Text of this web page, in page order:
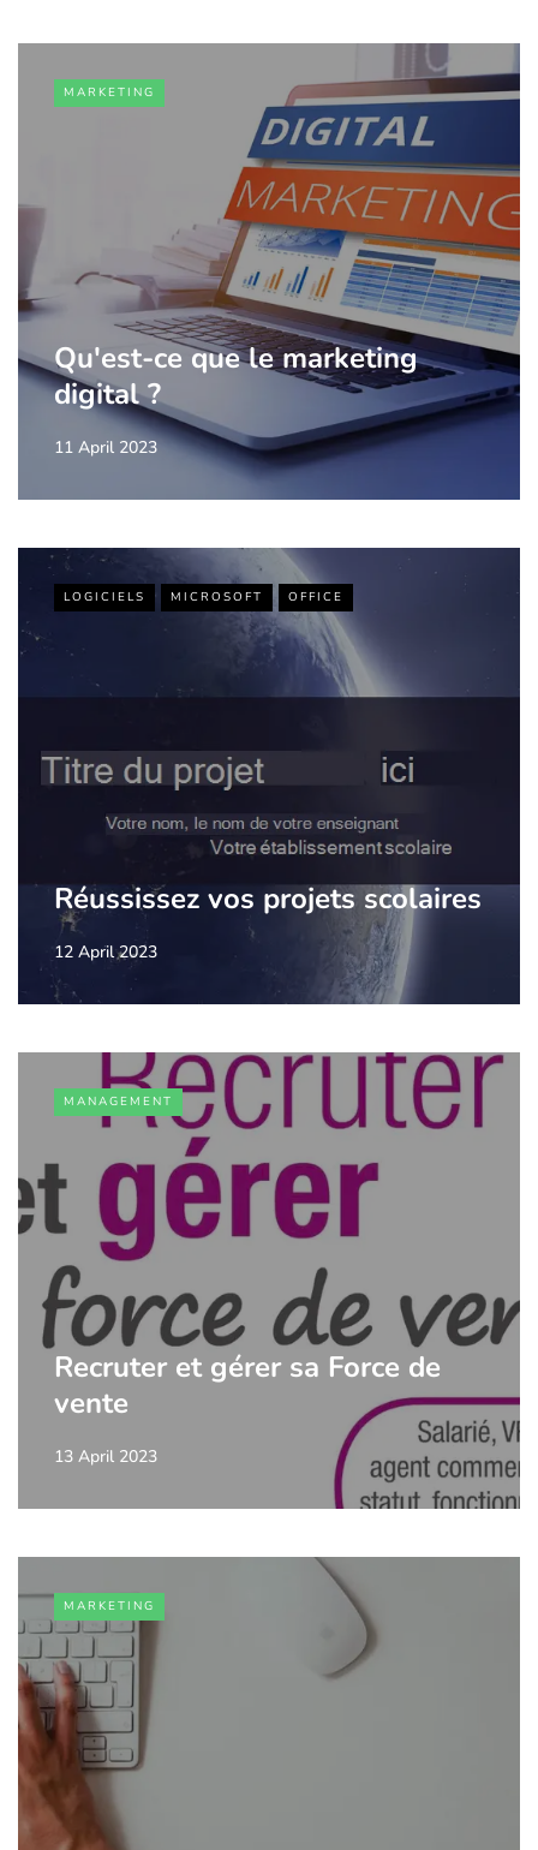
MARKETING
Qu'est-ce que le marketing
digital ?
11 April 2023
LOGICIELS MICROSOFT OFFICE
Réussissez vos projets scolaires
12 April 2023
MANAGEMENT
Recruter et gérer sa Force de
vente
13 April 2023
MARKETING